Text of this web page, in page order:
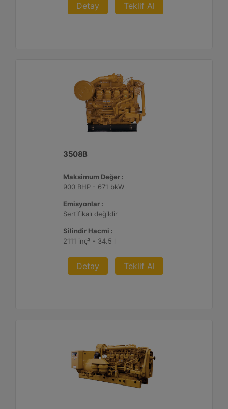
Detay Teklif Al
3508B
Maksimum Değer :
900 BHP - 671 bkW
Emisyonlar :
Sertifikalı değildir
Silindir Hacmi :
2111 inç³ - 34.5 l
Detay Teklif Al